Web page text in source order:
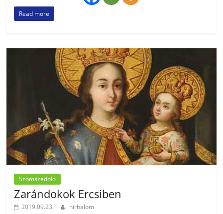
Read more
Szomszédoló
Zarándokok Ercsiben
2019.09.23. hirhalom